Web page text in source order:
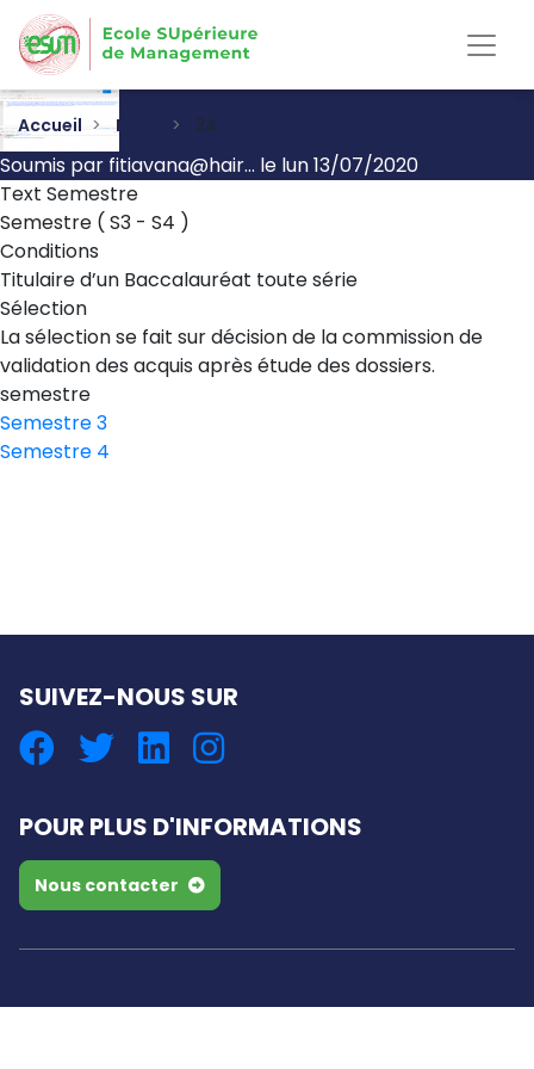
Aller
au
contenu
principal
Accueil Node 34
Soumis par fitiavana@hair… le lun 13/07/2020
Text Semestre
Semestre ( S3 - S4 )
Conditions
Titulaire d’un Baccalauréat toute série
Sélection
La sélection se fait sur décision de la commission de
validation des acquis après étude des dossiers.
semestre
Semestre 3
Semestre 4
SUIVEZ-NOUS SUR
POUR PLUS D'INFORMATIONS
Nous contacter